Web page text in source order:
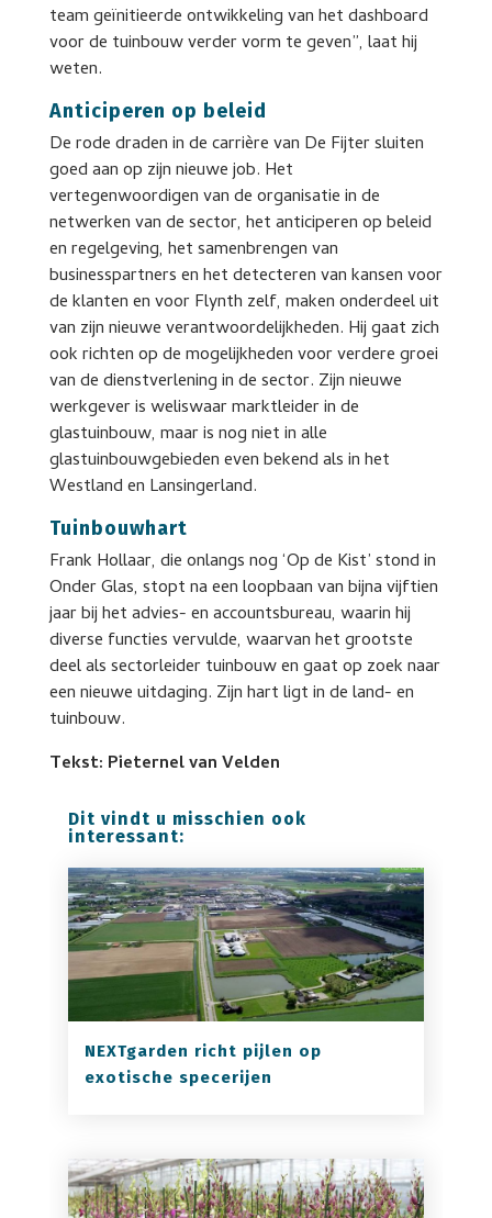
team geïnitieerde ontwikkeling van het dashboard
voor de tuinbouw verder vorm te geven”, laat hij
weten.
Anticiperen op beleid
De rode draden in de carrière van De Fijter sluiten
goed aan op zijn nieuwe job. Het
vertegenwoordigen van de organisatie in de
netwerken van de sector, het anticiperen op beleid
en regelgeving, het samenbrengen van
businesspartners en het detecteren van kansen voor
de klanten en voor Flynth zelf, maken onderdeel uit
van zijn nieuwe verantwoordelijkheden. Hij gaat zich
ook richten op de mogelijkheden voor verdere groei
van de dienstverlening in de sector. Zijn nieuwe
werkgever is weliswaar marktleider in de
glastuinbouw, maar is nog niet in alle
glastuinbouwgebieden even bekend als in het
Westland en Lansingerland.
Tuinbouwhart
Frank Hollaar, die onlangs nog ‘Op de Kist’ stond in
Onder Glas, stopt na een loopbaan van bijna vijftien
jaar bij het advies- en accountsbureau, waarin hij
diverse functies vervulde, waarvan het grootste
deel als sectorleider tuinbouw en gaat op zoek naar
een nieuwe uitdaging. Zijn hart ligt in de land- en
tuinbouw.
Tekst: Pieternel van Velden
Dit vindt u misschien ook
interessant:
NEXTgarden richt pijlen op
exotische specerijen